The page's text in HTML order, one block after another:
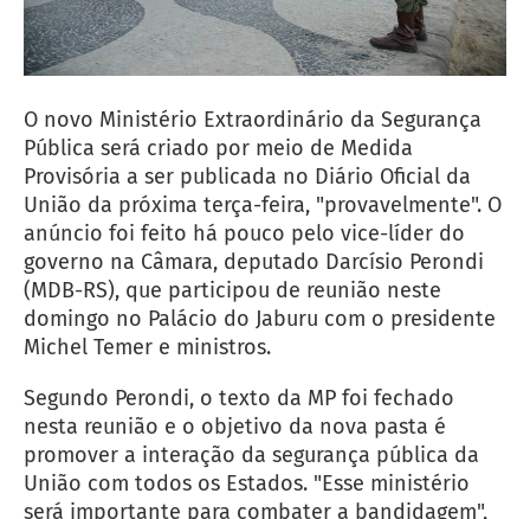
O novo Ministério Extraordinário da Segurança
Pública será criado por meio de Medida
Provisória a ser publicada no Diário Oficial da
União da próxima terça-feira, "provavelmente". O
anúncio foi feito há pouco pelo vice-líder do
governo na Câmara, deputado Darcísio Perondi
(MDB-RS), que participou de reunião neste
domingo no Palácio do Jaburu com o presidente
Michel Temer e ministros.
Segundo Perondi, o texto da MP foi fechado
nesta reunião e o objetivo da nova pasta é
promover a interação da segurança pública da
União com todos os Estados. "Esse ministério
será importante para combater a bandidagem",